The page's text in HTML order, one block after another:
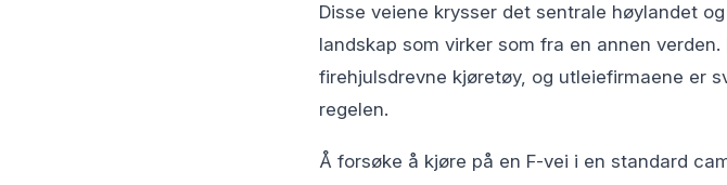
Disse veiene krysser det sentrale høylandet
landskap som virker som fra en annen
firehjulsdrevne kjøretøy, og utleiefirmaene er
regelen.
Å forsøke å kjøre på en F-vei i en standard